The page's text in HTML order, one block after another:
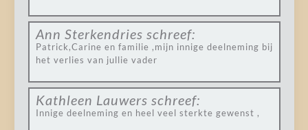
Ann Sterkendries schreef:
Patrick,Carine en familie ,mijn innige deelneming bij
het verlies van jullie vader
Kathleen Lauwers schreef:
Innige deelneming en heel veel sterkte gewenst ,